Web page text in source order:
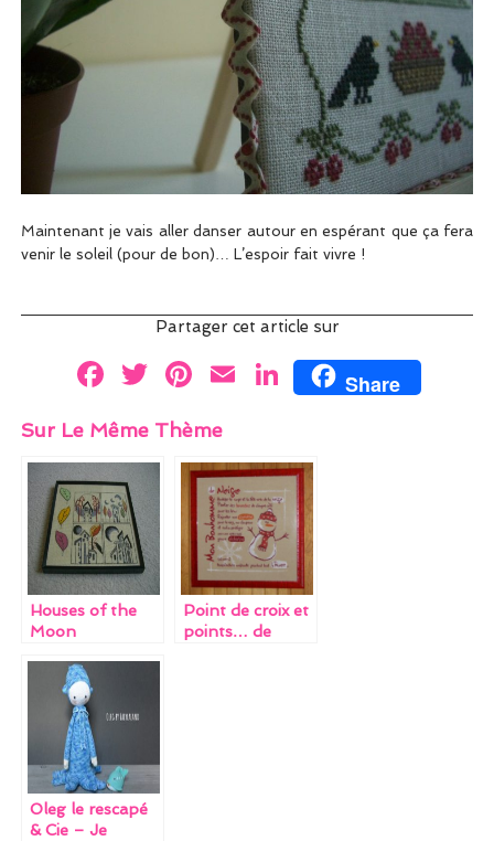
Maintenant je vais aller danser autour en espérant que ça fera
venir le soleil (pour de bon)… L’espoir fait vivre !
Partager cet article sur
F
ce
b
o
o
k
T
w
itt
er
Pi
er
es
t
E
l
Li
n
e
dI
n
Share
Sur Le Même Thème
Houses of the
Moon
Point de croix et
points… de
Oleg le rescapé
& Cie – Je